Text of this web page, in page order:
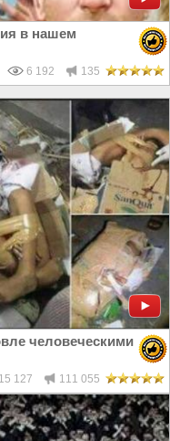
в нашем
6 192 135
человеческими
127 111 055